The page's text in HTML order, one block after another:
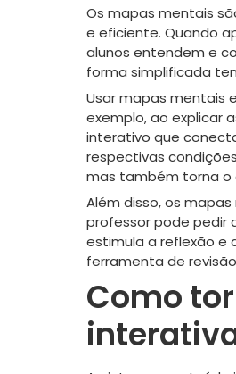
Os mapas mentais
e eficiente. Quando
alunos entendem e
forma simplificada
Usar mapas mentais
exemplo, ao explicar
interativo que
respectivas
mas também torna o
Além disso, os
professor pode pedir
estimula a reflexão e
ferramenta de
Como